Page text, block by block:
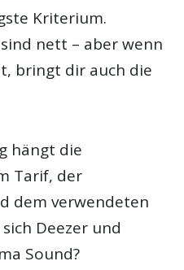
Kriterium.
nett – aber wenn
bringt dir auch die
hängt die
Tarif, der
dem verwendeten
Deezer und
Sound?